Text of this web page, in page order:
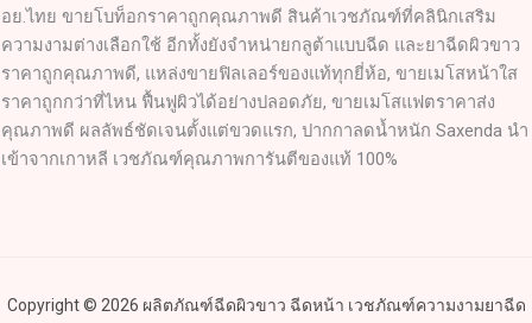
อย.ไทย ขายโบท็อกราคาถูกคุณภาพดี สินค้าเวชภัณฑ์ที่คลินิกเสริม
ความงามต่างเลือกใช้ อีกทั้งยังจำหน่ายกลูต้าแบบฉีด และยาฉีดผิวขาว
ราคาถูกคุณภาพดี, แหล่งขายฟิลเลอร์ของแท้ทุกยี่ห้อ, ขายเมโสหน้าใส
ราคาถูกกว่าที่ไหน ฟื้นฟูผิวได้อย่างปลอดภัย, ขายเมโสแฟตราคาส่ง
คุณภาพดี ผลลัพธ์ชัดเจนตั้งแต่ขวดแรก, ปากกาลดน้ำหนัก Saxenda นำ
เข้าจากเกาหลี เวชภัณฑ์คุณภาพการันตีของแท้ 100%
Copyright © 2026 ผลิตภัณฑ์ฉีดผิวขาว ฉีดหน้า เวชภัณฑ์ความงามยาฉีด